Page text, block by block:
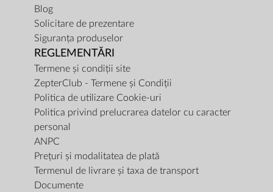
Blog
Solicitare de prezentare
Siguranța produselor
REGLEMENTĂRI
Termene și condiții site
ZepterClub - Termene și Condiții
Politica de utilizare Cookie-uri
Politica privind prelucrarea datelor cu caracter
personal
ANPC
Prețuri și modalitatea de plată
Termenul de livrare și taxa de transport
Documente